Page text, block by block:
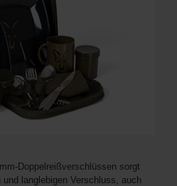
Doppelreißverschlüssen sorgt
langlebigen Verschluss, auch